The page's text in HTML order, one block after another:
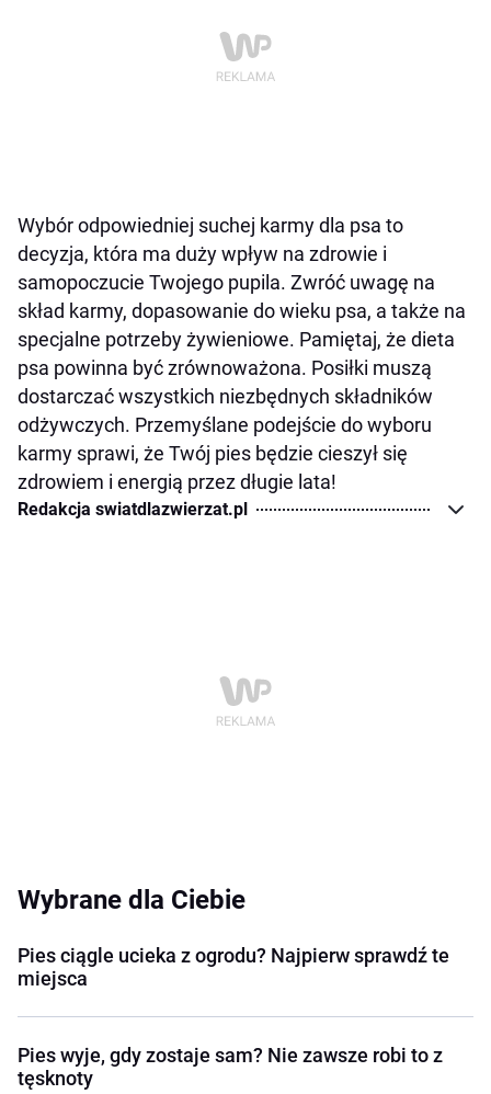
Wybór odpowiedniej suchej karmy dla psa to
decyzja, która ma duży wpływ na zdrowie i
samopoczucie Twojego pupila. Zwróć uwagę na
skład karmy, dopasowanie do wieku psa, a także na
specjalne potrzeby żywieniowe. Pamiętaj, że dieta
psa powinna być zrównoważona. Posiłki muszą
dostarczać wszystkich niezbędnych składników
odżywczych. Przemyślane podejście do wyboru
karmy sprawi, że Twój pies będzie cieszył się
zdrowiem i energią przez długie lata!
Redakcja swiatdlazwierzat.pl
Wybrane dla Ciebie
Pies ciągle ucieka z ogrodu? Najpierw sprawdź te
miejsca
Pies wyje, gdy zostaje sam? Nie zawsze robi to z
tęsknoty